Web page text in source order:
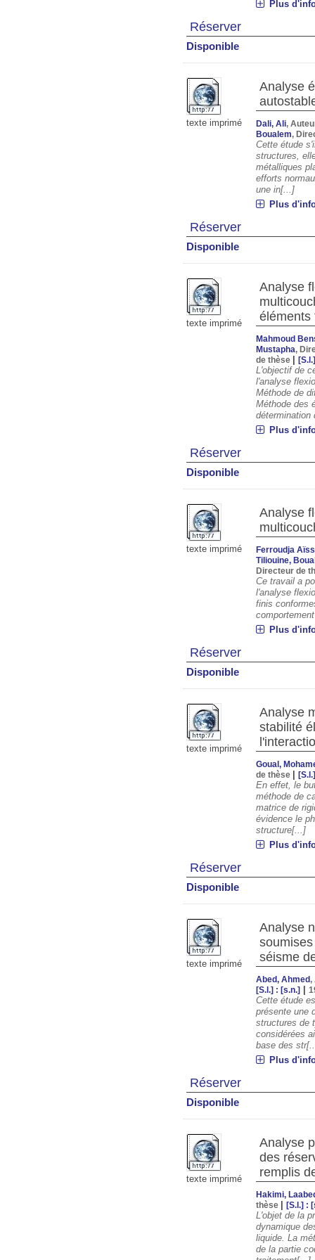
Plus
Réserver
Disponible
texte imprimé
Analyse
Dali, Ali,
Boualem,
Cette étude
structures,
métalliques
efforts
une in[...]
Plus
Réserver
Disponible
texte imprimé
Analyse
éléments
Mahmoud
Mustapha,
de thèse
|
L'objectif de
l'analyse
Méthode de
Méthode des
détermination
Plus
Réserver
Disponible
texte imprimé
Analyse
Ferroudja
Tiliouine,
Directeur de
Ce travail a
l'analyse
finis
Plus
Réserver
Disponible
texte imprimé
Analyse
stabilité
Goual,
de thèse
|
En effet, le
méthode de
matrice de
évidence le
structure[...]
Plus
Réserver
Disponible
texte imprimé
Analyse
séisme
Abed, Ahmed,
[S.l.] : [s.n.] |
Cette étude
présente une
structures de
considérées
base des
Plus
Réserver
Disponible
texte imprimé
Analyse
des
remplis
Hakimi,
thèse
|[S.l.] :
L'objet de la
dynamique
liquide. La
de la partie